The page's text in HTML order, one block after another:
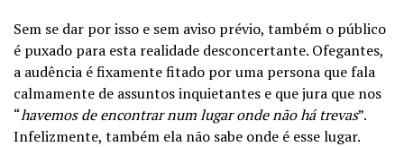
Sem se dar por isso e sem aviso prévio, também o público
é puxado para esta realidade desconcertante. Ofegantes,
a audência é fixamente fitado por uma persona que fala
calmamente de assuntos inquietantes e que jura que nos
“havemos de encontrar num lugar onde não há trevas”.
Infelizmente, também ela não sabe onde é esse lugar.